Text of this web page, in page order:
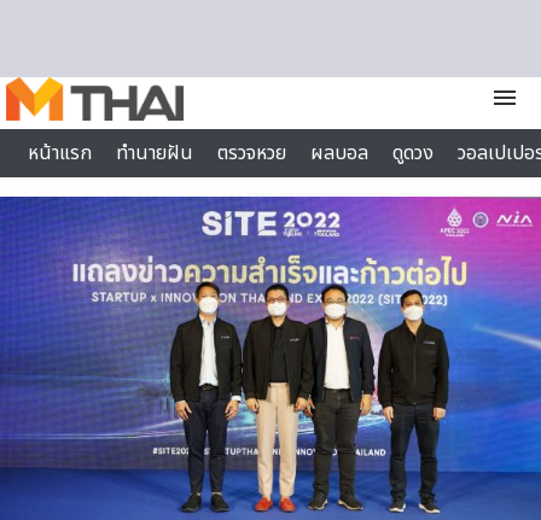
menu
หน้าแรก
ทำนายฝัน ตรวจหวย ผลบอล ดูดวง
วอลเปเป
ไลฟ์สไตล์